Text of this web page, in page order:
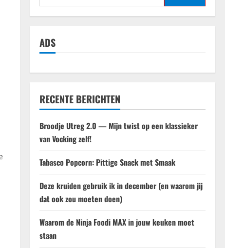
naar:
ADS
RECENTE BERICHTEN
Broodje Utreg 2.0 — Mijn twist op een klassieker
van Vocking zelf!
Tabasco Popcorn: Pittige Snack met Smaak
Deze kruiden gebruik ik in december (en waarom jij
dat ook zou moeten doen)
Waarom de Ninja Foodi MAX in jouw keuken moet
staan